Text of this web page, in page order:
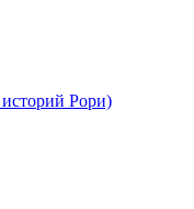
Рори)